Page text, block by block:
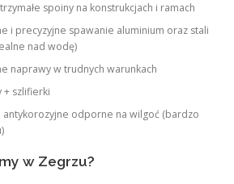
spoiny na konstrukcjach i ramach
i precyzyjne spawanie aluminium oraz stali
nad wodę)
naprawy w trudnych warunkach
+ szlifierki
odporne na wilgoć (bardzo
w Zegrzu?